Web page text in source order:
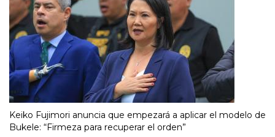
Keiko Fujimori anuncia que empezará a aplicar el modelo de
Bukele: “Firmeza para recuperar el orden”